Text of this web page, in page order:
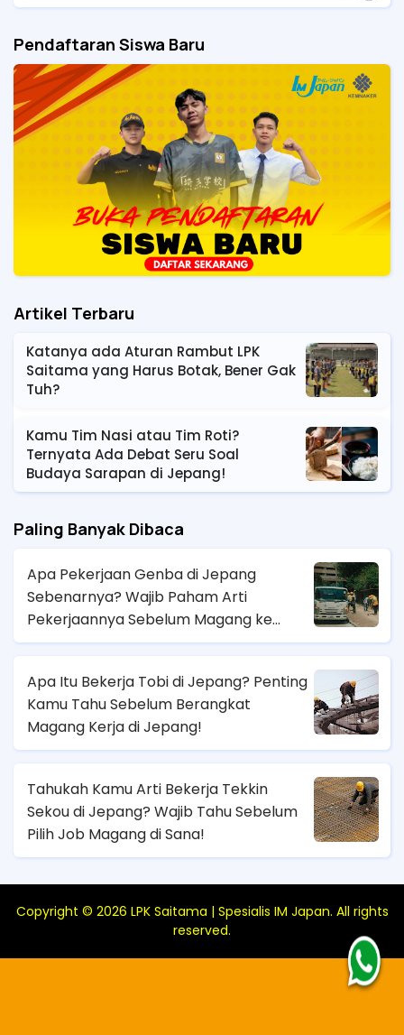
Pendaftaran Siswa Baru
Artikel Terbaru
Katanya ada Aturan Rambut LPK
Saitama yang Harus Botak, Bener Gak
Tuh?
Kamu Tim Nasi atau Tim Roti?
Ternyata Ada Debat Seru Soal
Budaya Sarapan di Jepang!
Paling Banyak Dibaca
Apa Pekerjaan Genba di Jepang
Sebenarnya? Wajib Paham Arti
Pekerjaannya Sebelum Magang ke
Sana!
Apa Itu Bekerja Tobi di Jepang? Penting
Kamu Tahu Sebelum Berangkat
Magang Kerja di Jepang!
Tahukah Kamu Arti Bekerja Tekkin
Sekou di Jepang? Wajib Tahu Sebelum
Pilih Job Magang di Sana!
Copyright © 2026 LPK Saitama | Spesialis IM Japan. All rights
reserved.